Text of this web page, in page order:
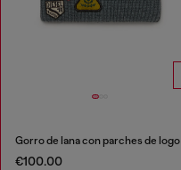
Gorro de lana con parches de logo
€100.00